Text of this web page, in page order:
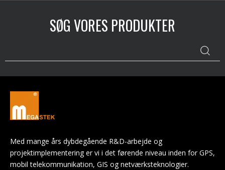
SØG VORES PRODUKTER
Med mange års dybdegående R&D-arbejde og
projektimplementering er vi i det førende niveau inden for GPS,
mobil telekommunikation, GIS og netværksteknologier.